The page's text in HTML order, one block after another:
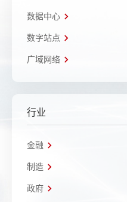
数据中心
数字站点
广域网络
行业
金融
制造
政府